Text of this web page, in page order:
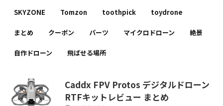
SKYZONE Tomzon toothpick toydrone
まとめ クーポン パーツ マイクロドローン 絶景
自作ドローン 飛ばせる場所
Caddx FPV Protos デジタルドローン
RTFキットレビュー まとめ